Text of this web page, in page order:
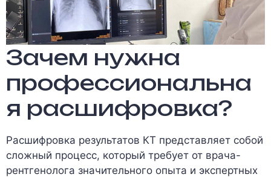
Зачем нужна
профессиональна
я расшифровка?
Расшифровка результатов КТ представляет собой
сложный процесс, который требует от врача-
рентгенолога значительного опыта и экспертных